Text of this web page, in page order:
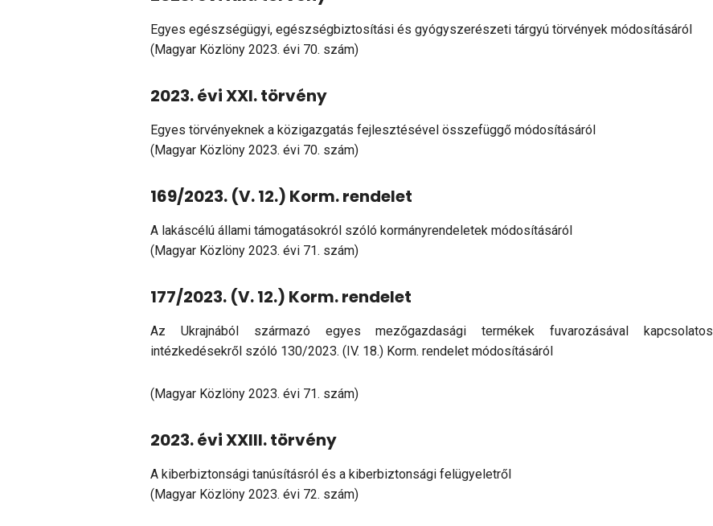
Egyes egészségügyi, egészségbiztosítási és gyógyszerészeti tárgyú törvények módosításáról
(Magyar Közlöny 2023. évi 70. szám)
2023. évi XXI. törvény
Egyes törvényeknek a közigazgatás fejlesztésével összefüggő módosításáról
(Magyar Közlöny 2023. évi 70. szám)
169/2023. (V. 12.) Korm. rendelet
A lakáscélú állami támogatásokról szóló kormányrendeletek módosításáról
(Magyar Közlöny 2023. évi 71. szám)
177/2023. (V. 12.) Korm. rendelet
Az Ukrajnából származó egyes mezőgazdasági termékek fuvarozásával kapcsolatos
intézkedésekről szóló 130/2023. (IV. 18.) Korm. rendelet módosításáról
(Magyar Közlöny 2023. évi 71. szám)
2023. évi XXIII. törvény
A kiberbiztonsági tanúsításról és a kiberbiztonsági felügyeletről
(Magyar Közlöny 2023. évi 72. szám)